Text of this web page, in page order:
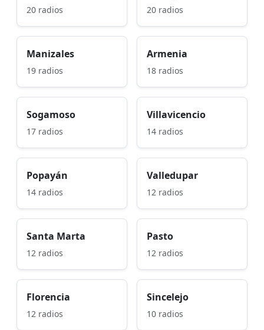
20 radios 20 radios
Manizales
19 radios
Armenia
18 radios
Sogamoso
17 radios
Villavicencio
14 radios
Popayán
14 radios
Valledupar
12 radios
Santa Marta
12 radios
Pasto
12 radios
Florencia
12 radios
Sincelejo
10 radios